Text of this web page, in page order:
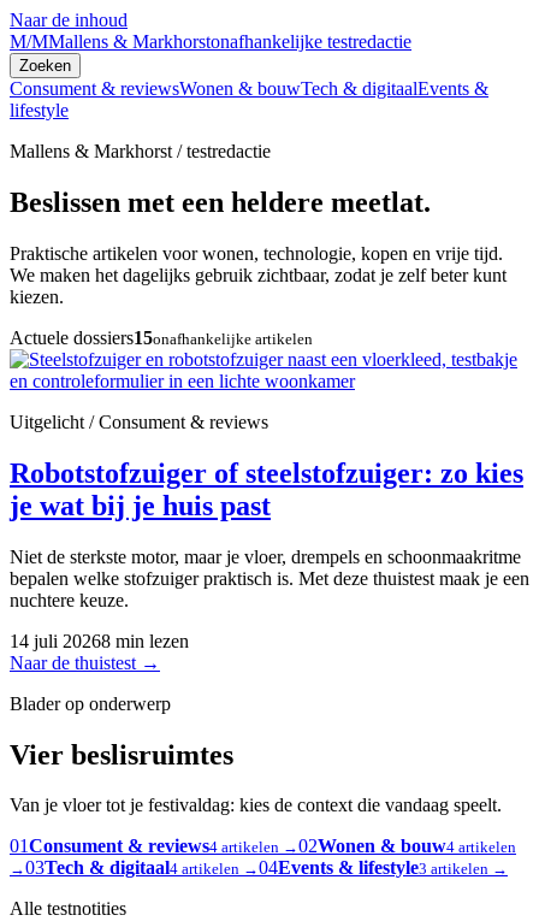
Naar de inhoud
M/MMallens & Markhorstonafhankelijke testredactie
Zoeken
Consument & reviewsWonen & bouwTech & digitaalEvents &
lifestyle
Mallens & Markhorst / testredactie
Beslissen met een heldere meetlat.
Praktische artikelen voor wonen, technologie, kopen en vrije tijd.
We maken het dagelijks gebruik zichtbaar, zodat je zelf beter kunt
kiezen.
Actuele dossiers15onafhankelijke artikelen
Uitgelicht / Consument & reviews
Robotstofzuiger of steelstofzuiger: zo kies
je wat bij je huis past
Niet de sterkste motor, maar je vloer, drempels en schoonmaakritme
bepalen welke stofzuiger praktisch is. Met deze thuistest maak je een
nuchtere keuze.
14 juli 20268 min lezen
Naar de thuistest →
Blader op onderwerp
Vier beslisruimtes
Van je vloer tot je festivaldag: kies de context die vandaag speelt.
01Consument & reviews4 artikelen →02Wonen & bouw4 artikelen
→03Tech & digitaal4 artikelen →04Events & lifestyle3 artikelen →
Alle testnotities